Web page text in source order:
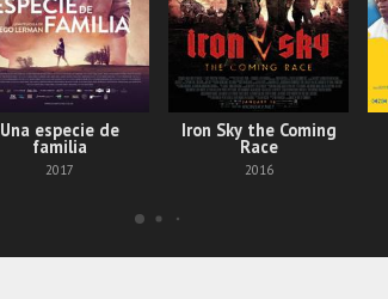
Una especie de
familia
2017
Iron Sky the Coming
Race
2016